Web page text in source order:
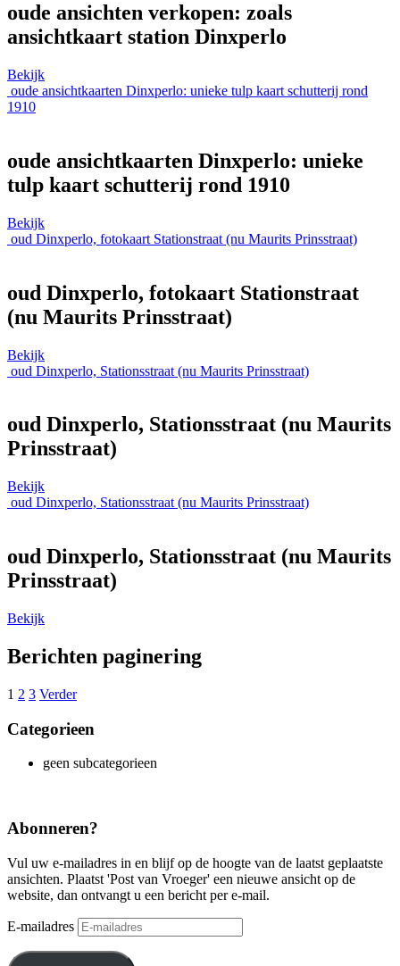
oude ansichten verkopen: zoals
ansichtkaart station Dinxperlo
Bekijk
oude ansichtkaarten Dinxperlo: unieke tulp kaart schutterij rond
1910
oude ansichtkaarten Dinxperlo: unieke
tulp kaart schutterij rond 1910
Bekijk
oud Dinxperlo, fotokaart Stationstraat (nu Maurits Prinsstraat)
oud Dinxperlo, fotokaart Stationstraat
(nu Maurits Prinsstraat)
Bekijk
oud Dinxperlo, Stationsstraat (nu Maurits Prinsstraat)
oud Dinxperlo, Stationsstraat (nu Maurits
Prinsstraat)
Bekijk
oud Dinxperlo, Stationsstraat (nu Maurits Prinsstraat)
oud Dinxperlo, Stationsstraat (nu Maurits
Prinsstraat)
Bekijk
Berichten paginering
1 2 3 Verder
Categorieen
geen subcategorieen
Abonneren?
Vul uw e-mailadres in en blijf op de hoogte van de laatst geplaatste
ansichten. Plaatst 'Post van Vroeger' een nieuwe ansicht op de
website, dan ontvangt u een bericht per e-mail.
E-mailadres